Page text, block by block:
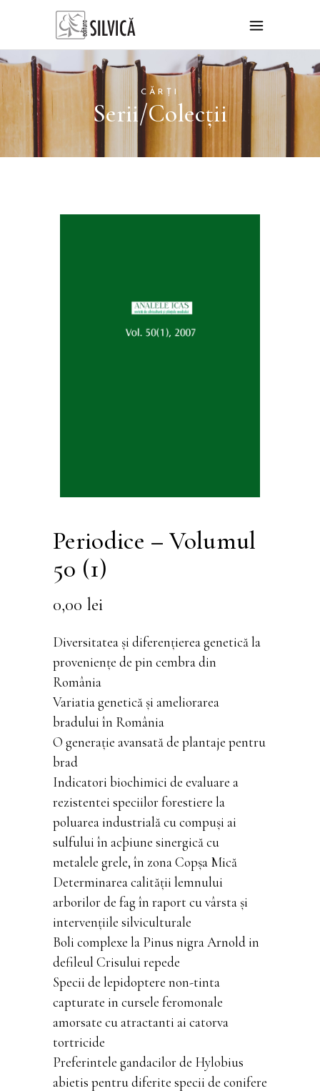
CĂRȚI
Serii/Colecții
Periodice – Volumul
50 (1)
0,00 lei
Diversitatea și diferențierea genetică la
proveniențe de pin cembra din
România
Variatia genetică și ameliorarea
bradului în România
O generație avansată de plantaje pentru
brad
Indicatori biochimici de evaluare a
rezistentei speciilor forestiere la
poluarea industrială cu compuși ai
sulfului în acþiune sinergică cu
metalele grele, în zona Copșa Mică
Determinarea calității lemnului
arborilor de fag în raport cu vârsta și
intervențiile silviculturale
Boli complexe la Pinus nigra Arnold in
defileul Crisului repede
Specii de lepidoptere non-tinta
capturate in cursele feromonale
amorsate cu atractanti ai catorva
tortricide
Preferintele gandacilor de Hylobius
abietis pentru diferite specii de conifere